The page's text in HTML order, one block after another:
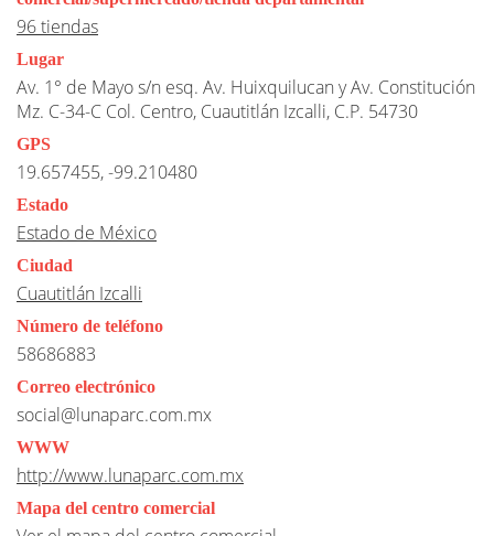
96 tiendas
Lugar
Av. 1° de Mayo s/n esq. Av. Huixquilucan y Av. Constitución
Mz. C-34-C Col. Centro, Cuautitlán Izcalli, C.P. 54730
GPS
19.657455, -99.210480
Estado
Estado de México
Ciudad
Cuautitlán Izcalli
Número de teléfono
58686883
Correo electrónico
social@lunaparc.com.mx
WWW
http://www.lunaparc.com.mx
Mapa del centro comercial